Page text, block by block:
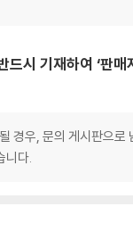
시 기재하여 ‘판매
경우, 문의 게시판으로
니다.